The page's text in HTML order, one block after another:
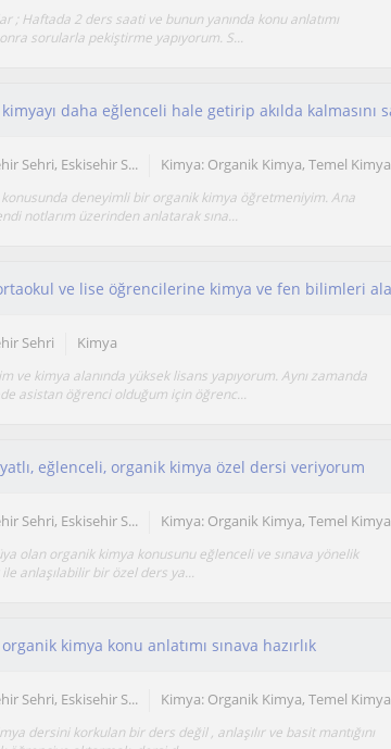
; Haftada 2 ders saati ve bunun yanında konu anlatımı
sorularla pekiştirme yapıyorum. S...
Sehri, Eskisehir S... Kimya: Organik Kimya, Temel Kimya
konusunda deneyimli bir organik kimya öğretmeniyim. Ana
notlarım üzerinden anlatarak sına...
Sehri Kimya
ve kimya alanında yüksek lisans yapıyorum. Aynı zamanda
asistan öğrenci olduğum için öğrenc...
eğlenceli, organik kimya özel dersi veriyorum
Sehri, Eskisehir S... Kimya: Organik Kimya, Temel Kimya
olan organik kimya konusunu eğlenceli ve sınava yönelik
anlaşılabilir bir özel ders ya...
organik kimya konu anlatımı sınava hazırlık
Sehri, Eskisehir S... Kimya: Organik Kimya, Temel Kimya
dersini korkulan bir ders değil , anlaşılır ve basit mantığını